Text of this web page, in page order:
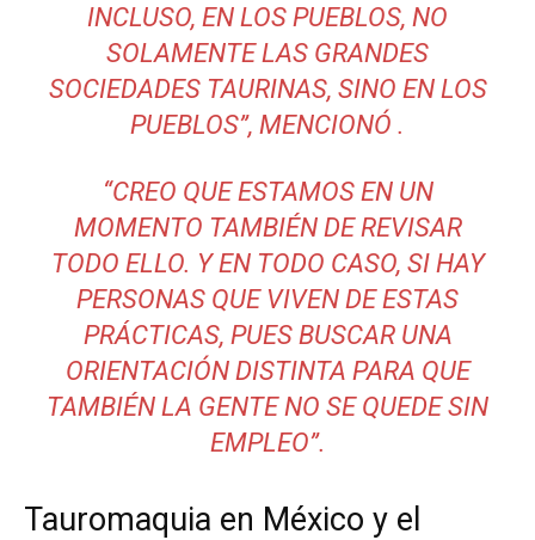
INCLUSO, EN LOS PUEBLOS, NO
SOLAMENTE LAS GRANDES
SOCIEDADES TAURINAS, SINO EN LOS
PUEBLOS”, MENCIONÓ .
“CREO QUE ESTAMOS EN UN
MOMENTO TAMBIÉN DE REVISAR
TODO ELLO. Y EN TODO CASO, SI HAY
PERSONAS QUE VIVEN DE ESTAS
PRÁCTICAS, PUES BUSCAR UNA
ORIENTACIÓN DISTINTA PARA QUE
TAMBIÉN LA GENTE NO SE QUEDE SIN
EMPLEO”.
Tauromaquia en México y el